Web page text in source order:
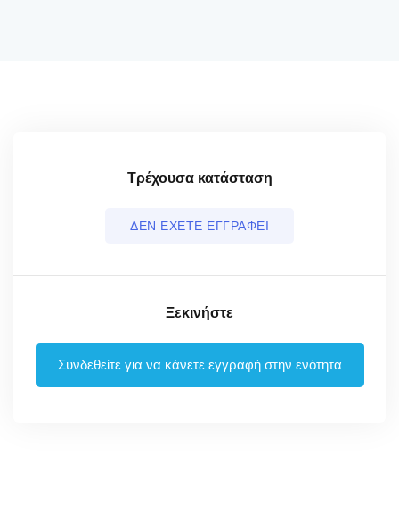
Τρέχουσα κατάσταση
ΔΕΝ ΕΧΕΤΕ ΕΓΓΡΑΦΕΙ
Ξεκινήστε
Συνδεθείτε για να κάνετε εγγραφή στην ενότητα